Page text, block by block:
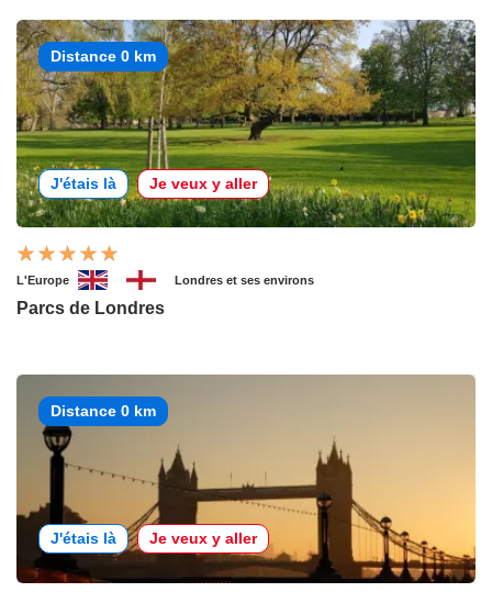
Distance 0 km
J'étais là Je veux y aller
L'Europe Londres et ses environs
Parcs de Londres
Distance 0 km
J'étais là Je veux y aller